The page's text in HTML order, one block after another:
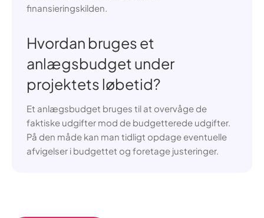
finansieringskilden.
Hvordan bruges et
anlægsbudget under
projektets løbetid?
Et anlægsbudget bruges til at overvåge de
faktiske udgifter mod de budgetterede udgifter.
På den måde kan man tidligt opdage eventuelle
afvigelser i budgettet og foretage justeringer.